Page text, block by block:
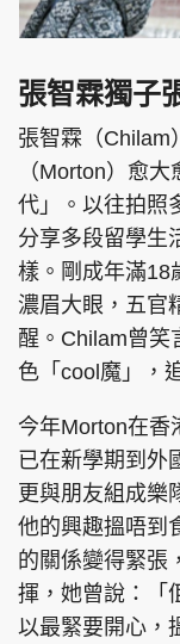
張智霖獨子
張智霖（Chilam
（Morton）愈
代」。以往拍照
分享多段留學生
樣。剛成年滿18
濃眉大眼，五官
醒。Chilam曾笑
色「cool魔」，
今年Morton在香
已在新學期到外
更與朋友組成樂
他的興趣搵唔到
的關係變得緊張
揮，她曾說：「
以最緊要開心，